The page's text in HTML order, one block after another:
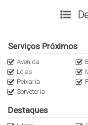
Aberto a
Estamos aguardando
***PROCURE UM DE
Serviços Próximos
Avenida
Lojas
Peixaria
Sorveteria
Destaques